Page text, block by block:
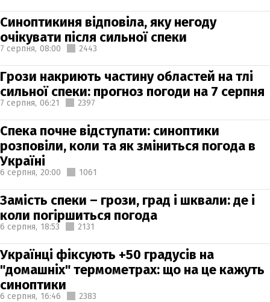
Синоптикиня відповіла, яку негоду
очікувати після сильної спеки
7 серпня, 08:00 2443
Грози накриють частину областей на тлі
сильної спеки: прогноз погоди на 7 серпня
7 серпня, 06:21 2397
Спека почне відступати: синоптики
розповіли, коли та як зміниться погода в
Україні
6 серпня, 20:00 1061
Замість спеки – грози, град і шквали: де і
коли погіршиться погода
6 серпня, 18:53 2131
Українці фіксують +50 градусів на
"домашніх" термометрах: що на це кажуть
синоптики
6 серпня, 16:46 2383